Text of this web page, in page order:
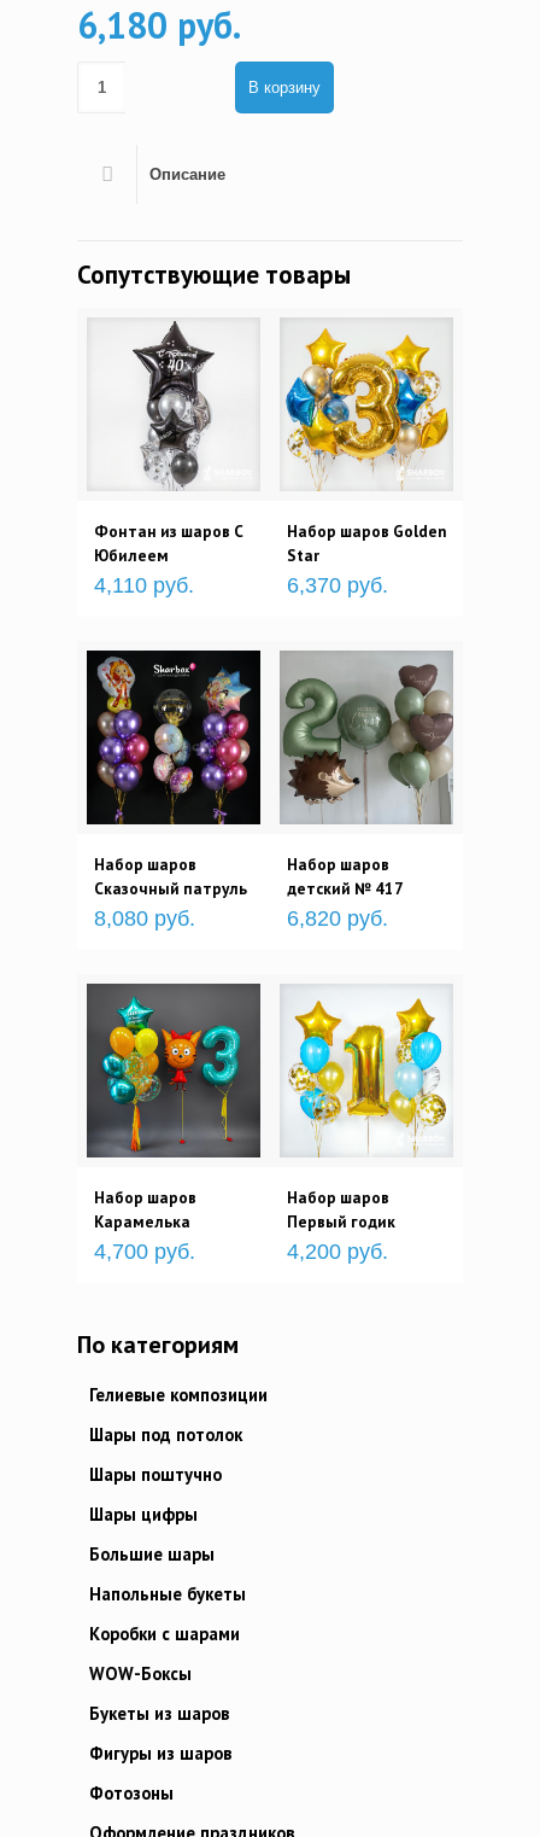
6,180 руб.
В корзину
Описание
Сопутствующие товары
Фонтан из шаров С
Юбилеем
4,110 руб.
Набор шаров Golden
Star
6,370 руб.
Набор шаров
Сказочный патруль
8,080 руб.
Набор шаров
детский № 417
6,820 руб.
Набор шаров
Карамелька
4,700 руб.
Набор шаров
Первый годик
4,200 руб.
По категориям
Гелиевые композиции
Шары под потолок
Шары поштучно
Шары цифры
Большие шары
Напольные букеты
Коробки с шарами
WOW-Боксы
Букеты из шаров
Фигуры из шаров
Фотозоны